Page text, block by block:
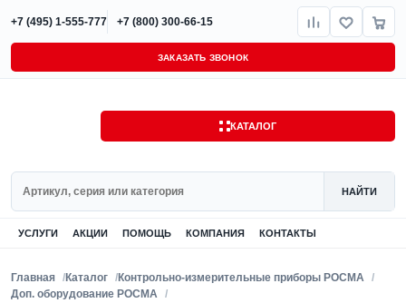
+7 (495) 1-555-777 +7 (800) 300-66-15
ЗАКАЗАТЬ ЗВОНОК
КАТАЛОГ
НАЙТИ
УСЛУГИ АКЦИИ ПОМОЩЬ КОМПАНИЯ КОНТАКТЫ
Главная Каталог
Контрольно-измерительные приборы РОСМА
Доп. оборудование РОСМА